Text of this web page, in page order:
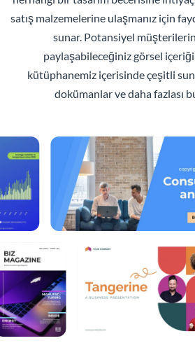
satış malzemelerine ulaşmanız için
sunar. Potansiyel
paylaşabileceğiniz görsel
kütüphanemiz içerisinde çeşitli
dokümanlar ve daha fazlası